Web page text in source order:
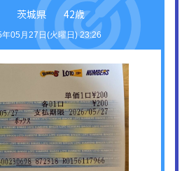
茨城県 42歳
05月27日(火曜日) 23:26